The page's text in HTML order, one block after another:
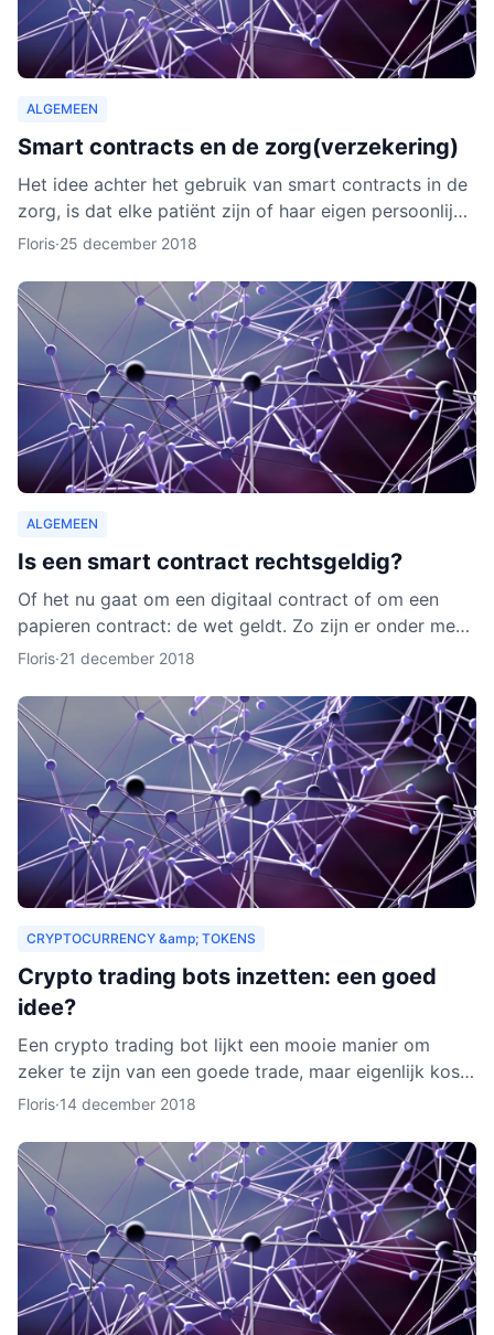
ALGEMEEN
Smart contracts en de zorg(verzekering)
Het idee achter het gebruik van smart contracts in de
zorg, is dat elke patiënt zijn of haar eigen persoonlijke
data vanaf ieder online apparaat kan inzien en b
Floris·25 december 2018
ALGEMEEN
Is een smart contract rechtsgeldig?
Of het nu gaat om een digitaal contract of om een
papieren contract: de wet geldt. Zo zijn er onder meer
regels over de privacy van de deelnemers aan het
Floris·21 december 2018
CRYPTOCURRENCY &amp; TOKENS
Crypto trading bots inzetten: een goed
idee?
Een crypto trading bot lijkt een mooie manier om
zeker te zijn van een goede trade, maar eigenlijk kost
het instellen van een bot nog aardig wat tijd en
Floris·14 december 2018